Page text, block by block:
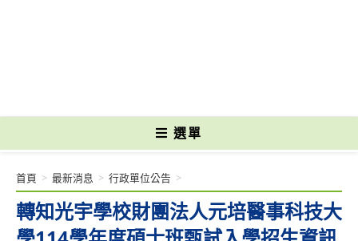
選單
轉知光宇學校財團法人元培醫事科技大
首頁 > 最新消息 > 行政單位公告 >